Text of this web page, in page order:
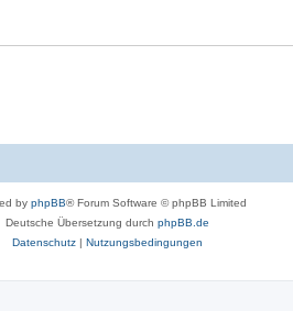
by phpBB® Forum Software © phpBB Limited
Deutsche Übersetzung durch phpBB.de
Datenschutz| Nutzungsbedingungen